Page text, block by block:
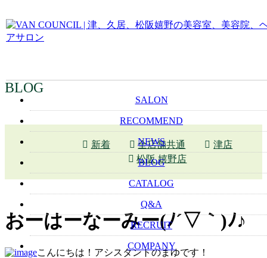
BLOG
新着 全店舗共通
津店
松阪 嬉野店
おーはーなーみー(ﾉ´▽｀)ﾉ♪
こんにちは！アシスタントのまゆです！
SALON
RECOMMEND
NEWS
BLOG
CATALOG
Q&A
RECRUIT
COMPANY